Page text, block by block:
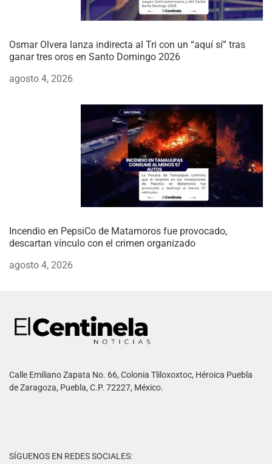
Osmar Olvera lanza indirecta al Tri con un “aquí sí” tras
ganar tres oros en Santo Domingo 2026
agosto 4, 2026
Incendio en PepsiCo de Matamoros fue provocado,
descartan vínculo con el crimen organizado
agosto 4, 2026
Calle Emiliano Zapata No. 66, Colonia Tliloxoxtoc, Héroica Puebla
de Zaragoza, Puebla, C.P. 72227, México.
SÍGUENOS EN REDES SOCIALES: